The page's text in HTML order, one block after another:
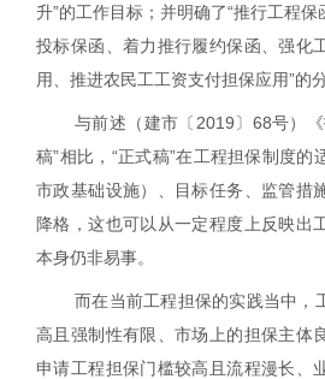
升”的工作目标；并明确了“推行工程
投标保函、着力推行履约保函、强化
用、推进农民工工资支付担保应用”的
与前述（建市〔 2019〕 68号）
稿”相比，“正式稿”在工程担保制度的
市政基础设施）、目标任务、监管措
降格，这也可以从一定程度上反映出
本身仍非易事。
而在当前工程担保的实践当中，
高且强制性有限、市场上的担保主体
申请工程担保门槛较高且流程漫长、